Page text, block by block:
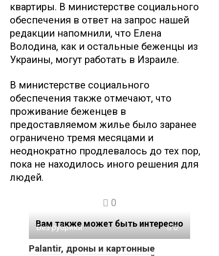
квартиры. В министерстве социального
обеспечения в ответ на запрос нашей
редакции напомнили, что Елена
Володина, как и остальные беженцы из
Украины, могут работать в Израиле.
В министерстве социального
обеспечения также отмечают, что
проживание беженцев в
предоставляемом жилье было заранее
ограничено тремя месяцами и
неоднократно продлевалось до тех пор,
пока не находилось иного решения для
людей.
0
Вам также может быть интересно
Без рубрики 0
Palantir, дроны и картонные